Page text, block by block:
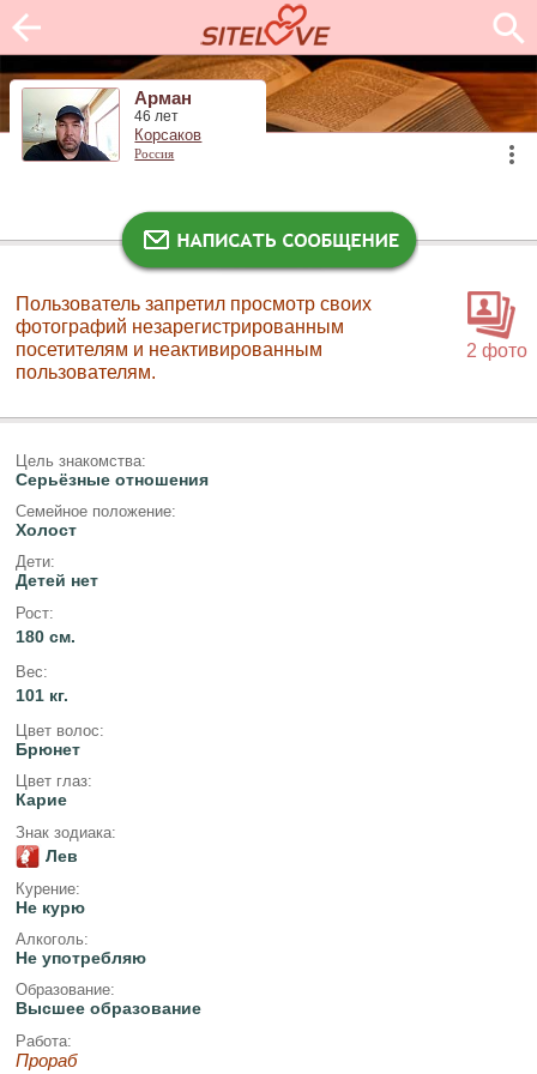
Арман
46 лет
Корсаков
Россия
2 фото
Пользователь запретил просмотр своих
фотографий незарегистрированным
посетителям и неактивированным
пользователям.
Цель знакомства:
Серьёзные отношения
Семейное положение:
Холост
Дети:
Детей нет
Рост:
180 см.
Вес:
101 кг.
Цвет волос:
Брюнет
Цвет глаз:
Карие
Знак зодиака:
Лев
Курение:
Не курю
Алкоголь:
Не употребляю
Образование:
Высшее образование
Работа:
Прораб